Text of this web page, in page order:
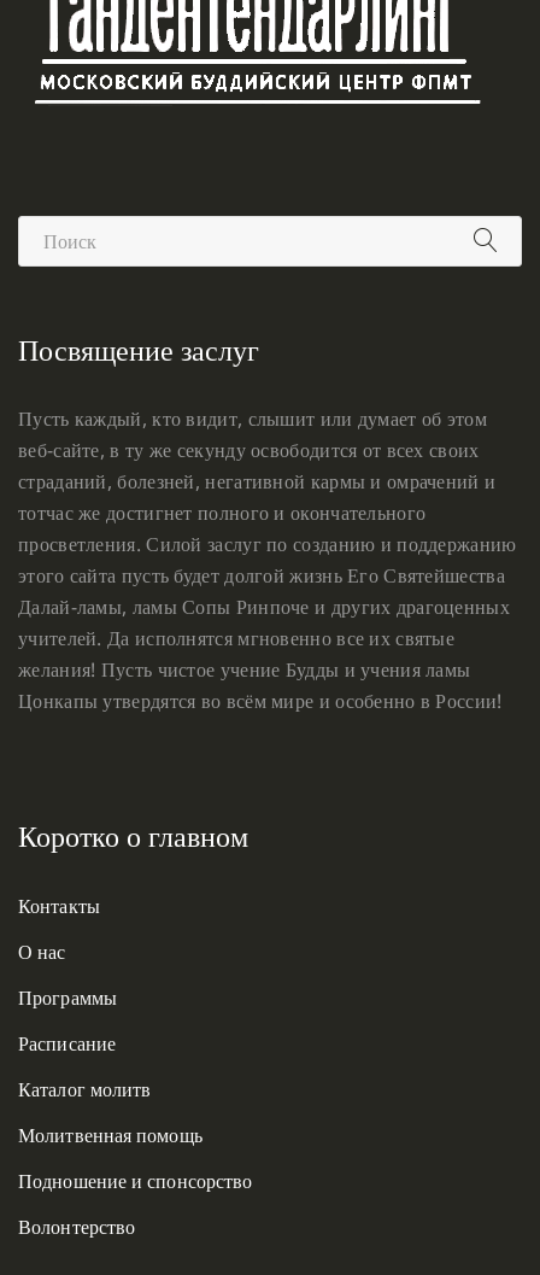
Посвящение заслуг
Пусть каждый, кто видит, слышит или думает об этом
веб-сайте, в ту же секунду освободится от всех своих
страданий, болезней, негативной кармы и омрачений и
тотчас же достигнет полного и окончательного
просветления. Силой заслуг по созданию и поддержанию
этого сайта пусть будет долгой жизнь Его Святейшества
Далай-ламы, ламы Сопы Ринпоче и других драгоценных
учителей. Да исполнятся мгновенно все их святые
желания! Пусть чистое учение Будды и учения ламы
Цонкапы утвердятся во всём мире и особенно в России!
Коротко о главном
Контакты
О нас
Программы
Расписание
Каталог молитв
Молитвенная помощь
Подношение и спонсорство
Волонтерство